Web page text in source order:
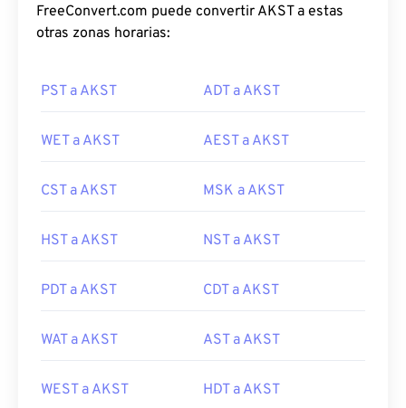
FreeConvert.com puede convertir AKST a estas
otras zonas horarias:
PST a AKST ADT a AKST
WET a AKST AEST a AKST
CST a AKST MSK a AKST
HST a AKST NST a AKST
PDT a AKST CDT a AKST
WAT a AKST AST a AKST
WEST a AKST HDT a AKST